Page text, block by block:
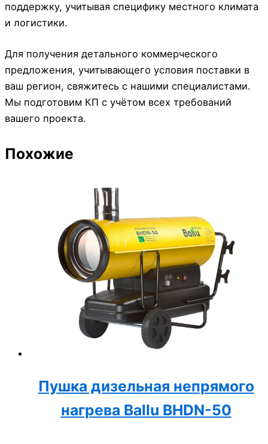
поддержку, учитывая специфику местного климата
и логистики.
Для получения детального коммерческого
предложения, учитывающего условия поставки в
ваш регион, свяжитесь с нашими специалистами.
Мы подготовим КП с учётом всех требований
вашего проекта.
Похожие
Пушка дизельная непрямого
нагрева Ballu BHDN-50